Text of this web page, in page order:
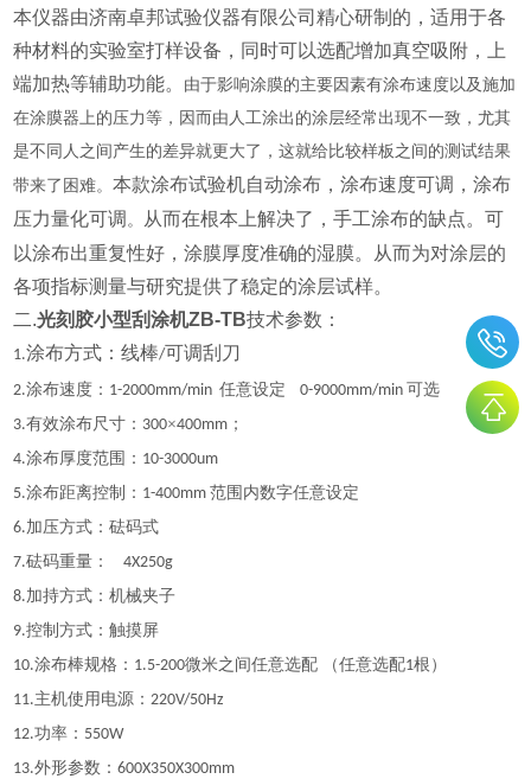
本仪器由济南卓邦试验仪器有限公司精心研制的，适用于各
种材料的实验室打样设备，同时可以选配增加真空吸附，上
端加热等辅助功能。
由于影响涂膜的主要因素有涂布速度以及施加
在涂膜器上的压力等，因而由人工涂出的涂层经常出现不一致，尤其
是不同人之间产生的差异就更大了，这就给比较样板之间的测试结果
带来了困难。本款涂布试验机自动涂布，涂布速度可调，涂布
压力量化可调 。
从而在根本上解决了，手工涂布的缺点。可
以涂布出重复性好，涂膜厚度准确的湿膜。从而为对涂层的
各项指标测量与研究提供了稳定的涂层试样。
二.光刻胶小型刮涂机ZB-TB技术参数：
1.涂布方式：线棒/可调刮刀
2.涂布速度： 1-2000mm/min任意设定 0-9000mm/min可选
3.有效涂布尺寸： 300×400mm ；
4.涂布厚度范围： 10-3000um
5.涂布距离控制： 1-400mm范围内数字任意设定
6.加压方式：砝码式
7.砝码重量：4X250g
8.加持方式：机械夹子
9.控制方式：触摸屏
10.涂布棒规格： 1.5-200微米之间任意选配 （任意选配1根）
11.主机使用电源： 220V/50Hz
12.功率： 550W
13.外形参数：600X350X300mm